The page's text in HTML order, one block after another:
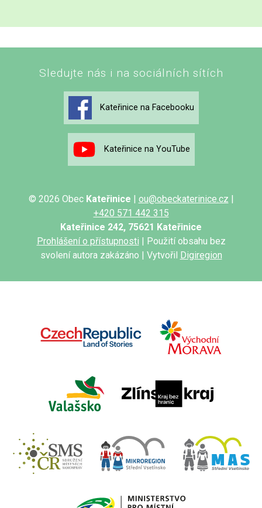
Sledujte nás i na sociálních sítích
Kateřinice na Facebooku
Kateřinice na YouTube
© 2026 Obec Kateřinice ou@obeckaterinice.cz
+420 571 442 315
Kateřinice 242, 75621 Kateřinice
Prohlášení o přístupnosti | Použití obsahu bez
svolení autora zakázáno | Vytvořil
Digiregion